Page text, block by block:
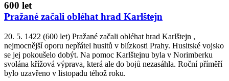
600 let
Pražané začali obléhat hrad Karlštejn
20. 5. 1422 (600 let) Pražané začali obléhat hrad Karlštejn ,
nejmocnější oporu nepřátel husitů v blízkosti Prahy. Husitské vojsko
se jej pokoušelo dobýt. Na pomoc Karlštejnu byla v Norimberku
svolána křížová výprava, která ale do bojů nezasáhla. Roční příměří
bylo uzavřeno v listopadu téhož roku.